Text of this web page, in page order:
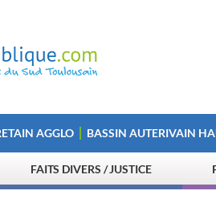
AGGLO BASSIN AUTERIVAIN
FAITS DIVERS / JUSTICE